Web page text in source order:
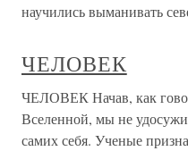
научились выманивать
ЧЕЛОВЕК
ЧЕЛОВЕК Начав, как
Вселенной, мы не
самих себя. Ученые